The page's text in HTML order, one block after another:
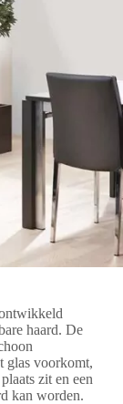
haard. De
glas voorkomt,
zit en een
kan worden.